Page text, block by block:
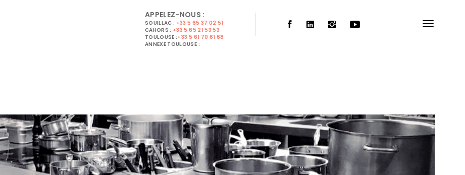
APPELEZ-NOUS :
SOUILLAC : +33 5 65 37 02 51
CAHORS : +33 5 65 21 53 53
TOULOUSE :+33 5 61 70 61 68
ANNEXE TOULOUSE :